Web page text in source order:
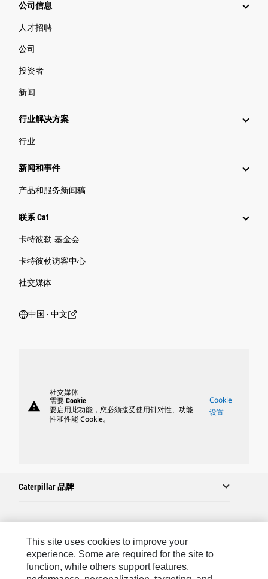
公司信息
人才招聘
公司
投资者
新闻
行业解决方案
行业
新闻和事件
产品和服务新闻稿
联系 Cat
卡特彼勒 基金会
卡特彼勒访客中心
社交媒体
中国 ‧ 中文
warning
社交媒体
需要 Cookie
要启用此功能，您必须接受使用针对性、功能
性和性能 Cookie。
Cookie
设置
Caterpillar 品牌
联系 Caterpillar
站点地图
This site uses cookies to improve your
experience. Some are required for the site to
function, while others support features,